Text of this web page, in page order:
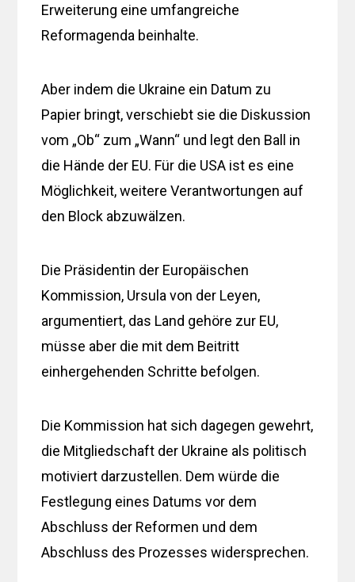
Erweiterung eine umfangreiche
Reformagenda beinhalte.
Aber indem die Ukraine ein Datum zu
Papier bringt, verschiebt sie die Diskussion
vom „Ob“ zum „Wann“ und legt den Ball in
die Hände der EU. Für die USA ist es eine
Möglichkeit, weitere Verantwortungen auf
den Block abzuwälzen.
Die Präsidentin der Europäischen
Kommission, Ursula von der Leyen,
argumentiert, das Land gehöre zur EU,
müsse aber die mit dem Beitritt
einhergehenden Schritte befolgen.
Die Kommission hat sich dagegen gewehrt,
die Mitgliedschaft der Ukraine als politisch
motiviert darzustellen. Dem würde die
Festlegung eines Datums vor dem
Abschluss der Reformen und dem
Abschluss des Prozesses widersprechen.